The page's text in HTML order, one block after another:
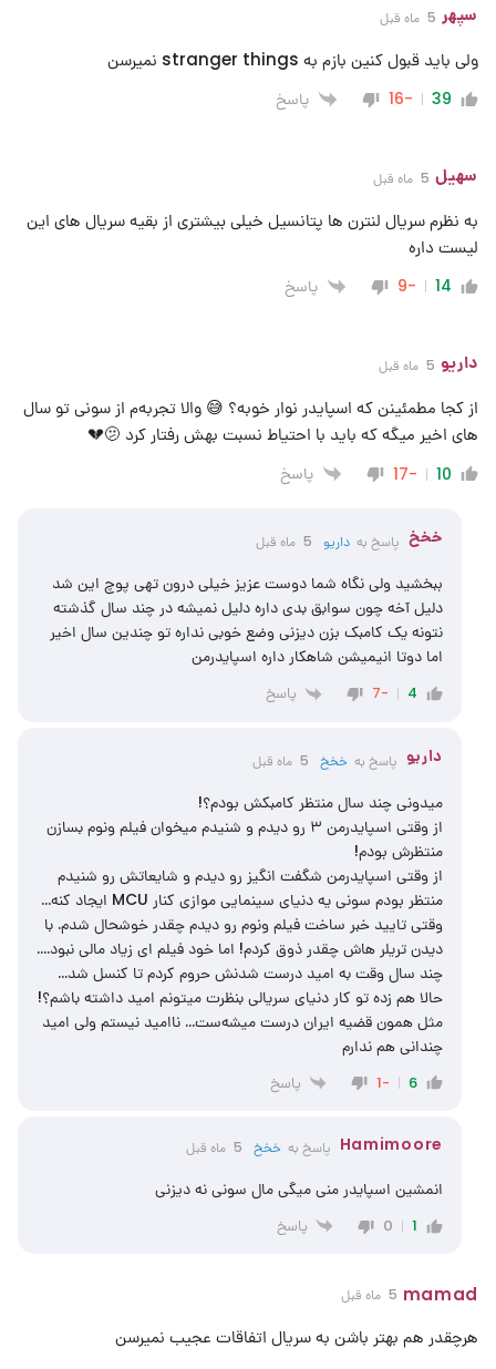
سپهر 5 ماه قبل
ولی باید قبول کنین بازم به stranger things نمیرسن
39
-16 پاسخ
سهیل 5 ماه قبل
به نظرم سریال لنترن ها پتانسیل خیلی بیشتری از بقیه سریال های این
لیست داره
14
-9 پاسخ
داریو 5 ماه قبل
از کجا مطمئینن که اسپایدر نوار خوبه؟ 😅 والا تجربه‌م از سونی تو سال
های اخیر میگه که باید با احتیاط نسبت بهش رفتار کرد 🫤💔
10
-17 پاسخ
‌خخخ پاسخ بهداریو 5 ماه قبل
ببخشید ولی نگاه شما دوست عزیز خیلی درون تهی پوچ این شد
دلیل آخه چون سوابق بدی داره دلیل نمیشه در چند سال گذشته
نتونه یک کامبک بزن دیزنی وضع خوبی نداره تو چندین سال اخیر
اما دوتا انیمیشن شاهکار داره اسپایدرمن
4
-7 پاسخ
داریو پاسخ به ‌خخخ 5 ماه قبل
میدونی چند سال منتظر کامبکش بودم؟!
از وقتی اسپایدرمن ۳ رو دیدم و شنیدم میخوان فیلم ونوم بسازن
منتظرش بودم!
از وقتی اسپایدرمن شگفت انگیز رو دیدم و شایعاتش رو شنیدم
منتظر بودم سونی یه دنیای سینمایی موازی کنار MCU ایجاد کنه…
وقتی تایید خبر ساخت فیلم ونوم رو دیدم چقدر خوشحال شدم. با
دیدن تریلر هاش چقدر ذوق کردم! اما خود فیلم ای زیاد مالی نبود.‌‌…
چند سال وقت به امید درست شدنش حروم کردم تا کنسل شد…
حالا هم زده تو کار دنیای سریالی بنظرت میتونم امید داشته باشم؟!
مثل همون قضیه ایران درست میشه‌ست… ناامید نیستم ولی امید
چندانی هم ندارم
6
-1 پاسخ
Hamimoore پاسخ به ‌خخخ 5 ماه قبل
انمشین اسپایدر منی میگی مال سونی نه دیزنی
1
0 پاسخ
mamad 5 ماه قبل
هرچقدر هم بهتر باشن به سریال اتفاقات عجیب نمیرسن